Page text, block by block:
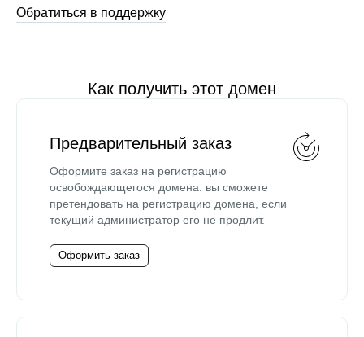
Обратиться в поддержку
Как получить этот домен
Предварительный заказ
Оформите заказ на регистрацию
освобождающегося домена: вы сможете
претендовать на регистрацию домена, если
текущий администратор его не продлит.
Оформить заказ